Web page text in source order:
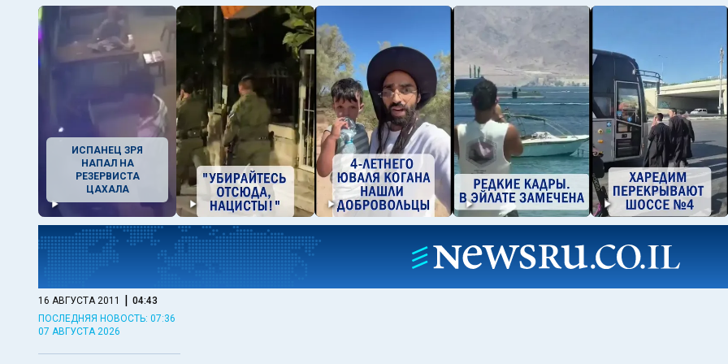
ИСПАНЕЦ ЗРЯ
НАПАЛ НА
РЕЗЕРВИСТА
ЦАХАЛА
16 АВГУСТА 2011 | 04:43
ПОСЛЕДНЯЯ НОВОСТЬ: 07:36
07 АВГУСТА 2026